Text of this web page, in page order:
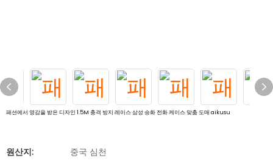
패션에서 영감을 받은 디자인 1.5M 충격 방지 레이스 삼성 승화 전화 케이스 맞춤 도매 aikusu
원산지:
중국 심천